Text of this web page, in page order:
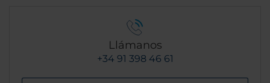
Llámanos
+34 91 398 46 61